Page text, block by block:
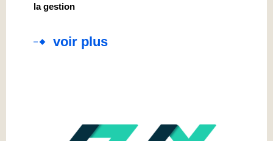
la gestion
voir plus